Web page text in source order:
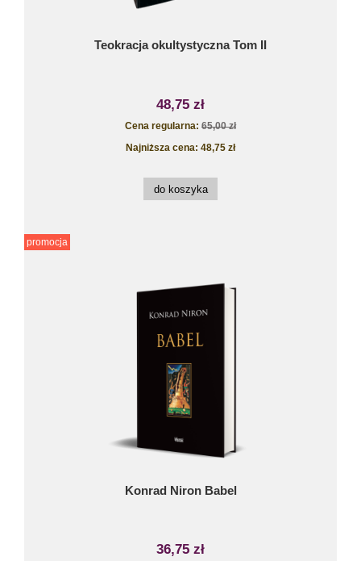
Teokracja okultystyczna Tom II
48,75 zł
Cena regularna: 65,00 zł
Najniższa cena: 48,75 zł
do koszyka
Konrad Niron Babel
36,75 zł
promocja